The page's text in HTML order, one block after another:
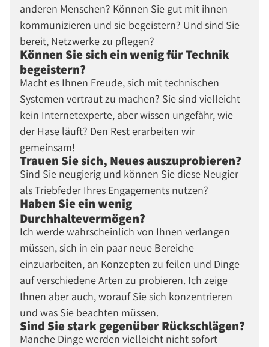
anderen Menschen? Können Sie gut mit ihnen
kommunizieren und sie begeistern? Und sind Sie
bereit, Netzwerke zu pflegen?
Können Sie sich ein wenig für Technik
begeistern?
Macht es Ihnen Freude, sich mit technischen
Systemen vertraut zu machen? Sie sind vielleicht
kein Internetexperte, aber wissen ungefähr, wie
der Hase läuft? Den Rest erarbeiten wir
gemeinsam!
Trauen Sie sich, Neues auszuprobieren?
Sind Sie neugierig und können Sie diese Neugier
als Triebfeder Ihres Engagements nutzen?
Haben Sie ein wenig
Durchhaltevermögen?
Ich werde wahrscheinlich von Ihnen verlangen
müssen, sich in ein paar neue Bereiche
einzuarbeiten, an Konzepten zu feilen und Dinge
auf verschiedene Arten zu probieren. Ich zeige
Ihnen aber auch, worauf Sie sich konzentrieren
und was Sie beachten müssen.
Sind Sie stark gegenüber Rückschlägen?
Manche Dinge werden vielleicht nicht sofort